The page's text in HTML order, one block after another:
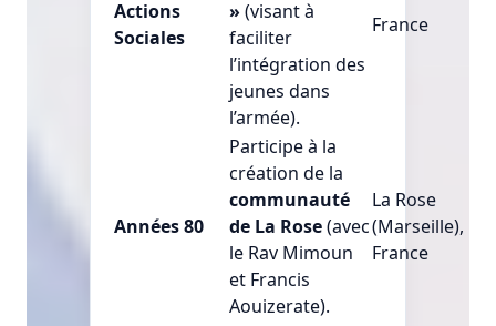
Actions
Sociales
» (visant à
faciliter
l’intégration des
jeunes dans
l’armée).
France
Années 80
Participe à la
création de la
communauté
de La Rose(avec
le Rav Mimoun
et Francis
Aouizerate).
La Rose
(Marseille),
France